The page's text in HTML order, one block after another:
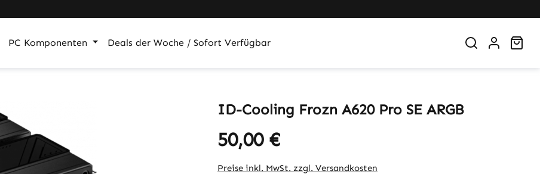
PC Komponenten Deals der Woche / Sofort Verfügbar
ID-Cooling Frozn A620 Pro SE ARGB
Regulärer Preis:
50,00 €
Preise inkl. MwSt. zzgl. Versandkosten